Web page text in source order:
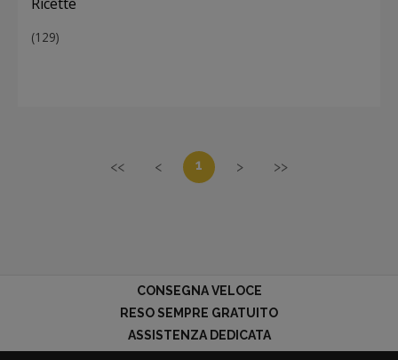
(129)
<< < 1 > >>
CONSEGNA VELOCE
RESO SEMPRE GRATUITO
ASSISTENZA DEDICATA